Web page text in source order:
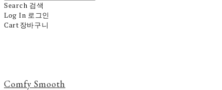
Search 검색
Log In 로그인
Cart장바구니
Comfy Smooth